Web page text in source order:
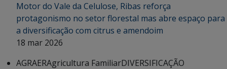
Motor do Vale da Celulose, Ribas reforça
protagonismo no setor florestal mas abre espaço para
a diversificação com citrus e amendoim
18 mar 2026
AGRAERAgricultura FamiliarDIVERSIFICAÇÃO